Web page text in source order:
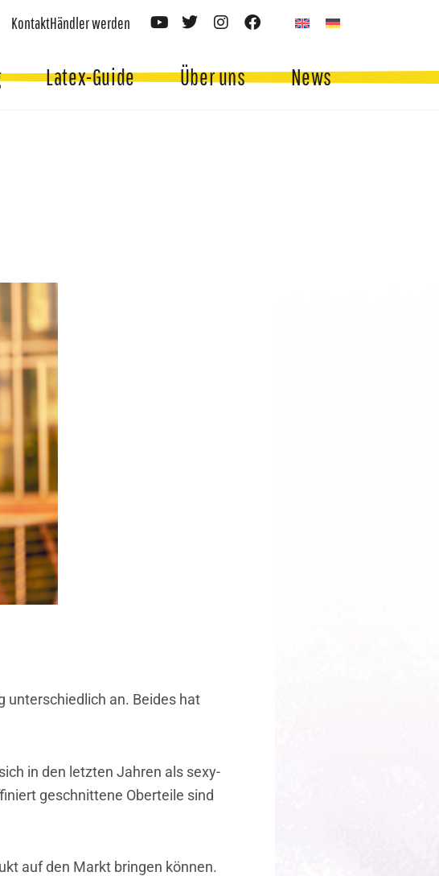
KontaktHändler werden
Latex-Guide Über uns News
unterschiedlich an. Beides hat
in den letzten Jahren als sexy-
geschnittene Oberteile sind
auf den Markt bringen können.